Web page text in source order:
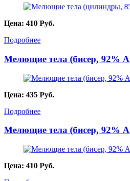
Цена: 410 Руб.
Подробнее
Мелющие тела (бисер, 92%
Цена: 435 Руб.
Подробнее
Мелющие тела (бисер, 92%
Цена: 410 Руб.